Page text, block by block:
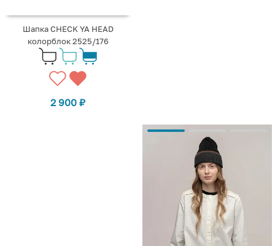
Шапка CHECK YA HEAD
колорблок 2525/176
2 900 ₽